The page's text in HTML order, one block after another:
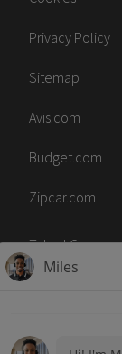
Privacy Policy
Sitemap
Avis.com
Budget.com
Zipcar.com
Talent